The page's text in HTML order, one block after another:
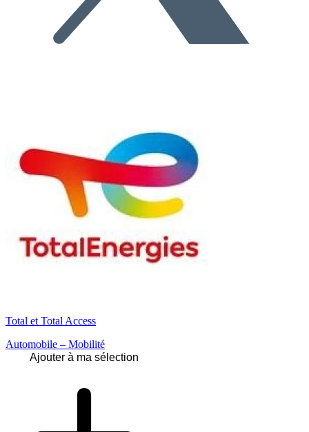
Total et Total Access
Automobile – Mobilité
Ajouter à ma sélection